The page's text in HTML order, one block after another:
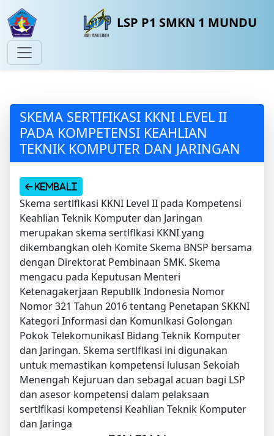
LSP P1 SMKN 1 MUNDU
SKEMA SERTIFIKASI KKNI LEVEL II
PADA KOMPETENSI KEAHLIAN
TEKNIK KOMPUTER DAN JARINGAN
Kembali
Skema sertlflkasi KKNI Level II pada Kompetensi
Keahlian Teknik Komputer dan Jaringan
merupakan skema sertlflkasi KKNI yang
dikembangkan oleh Komite Skema BNSP bersama
dengan Direktorat Pembinaan SMK. Skema
mengacu pada Keputusan Menteri
Ketenagakerjaan Republlk Indonesia Nomor
Nomor 321 Tahun 2016 tentang Penetapan SKKNI
Kategori Informasi dan Komunlkasi Golongan
Pokok TelekomunikasI Bidang Teknik Komputer
dan Jaringan. Skema sertlflkasi ini digunakan
untuk memastikan kompetensi lulusan Sekoiah
Menengah Kejuruan dan sebagal acuan bagi LSP
dan asesor kompetensi dalam pelaksaan
sertlflkasi kompetensi Keahlian Teknik Komputer
dan Jaringa